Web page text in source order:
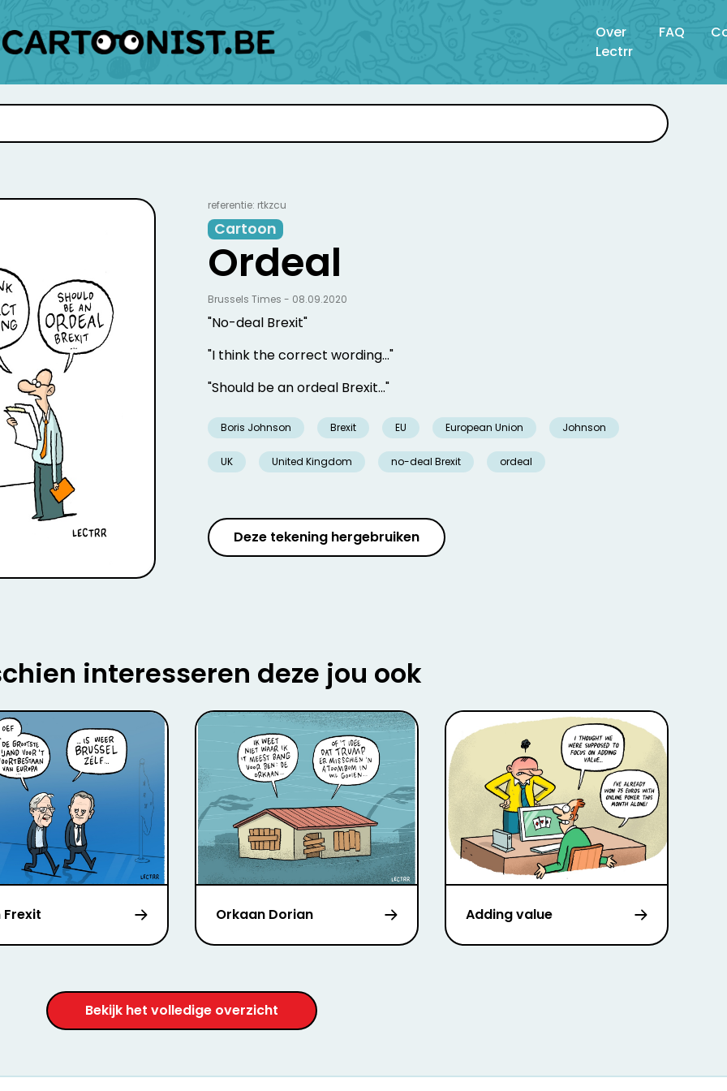
Over
Lectrr
FAQ
referentie: rtkzcu
Cartoon
Ordeal
"No-deal Brexit"
"I think the correct wording..."
"Should be an ordeal Brexit..."
Boris Johnson Brexit EU European Union Johnson
UK United Kingdom no-deal Brexit ordeal
Brussels Times - 08.09.2020
Deze tekening hergebruiken
interesseren deze jou ook
Frexit Orkaan Dorian Adding value
Bekijk het volledige overzicht